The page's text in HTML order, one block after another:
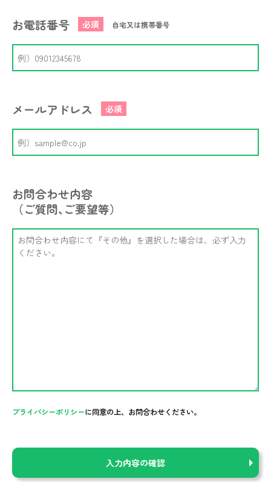
お電話番号 必須 自宅又は携帯番号
メールアドレス 必須
お問合わせ内容
（ご質問､ご要望等）
プライバシーポリシーに同意の上、お問合わせください。